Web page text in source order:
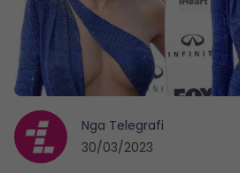
Nga Telegrafi
30/03/2023